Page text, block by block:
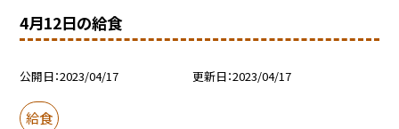
4月12日の給食
公開日 2023/04/17 更新日 2023/04/17
給食